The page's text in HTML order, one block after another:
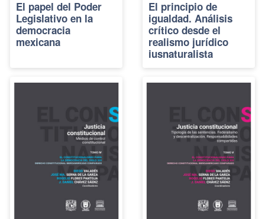
El papel del Poder
Legislativo en la
democracia
mexicana
El principio de
igualdad. Análisis
crítico desde el
realismo jurídico
iusnaturalista